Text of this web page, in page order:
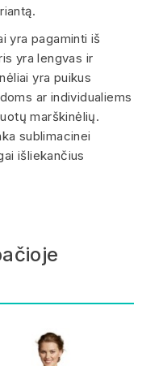
yra pagaminti iš
yra lengvas ir
yra puikus
ar individualiems
marškinėlių.
sublimacinei
išliekančius